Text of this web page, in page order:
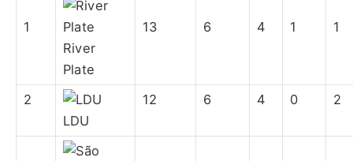
1
River
Plate
13 6 4 1 1
2
LDU
12 6 4 0 2